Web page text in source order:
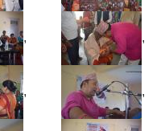
, ,
, ,